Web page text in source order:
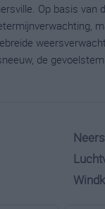
Op basis van
de